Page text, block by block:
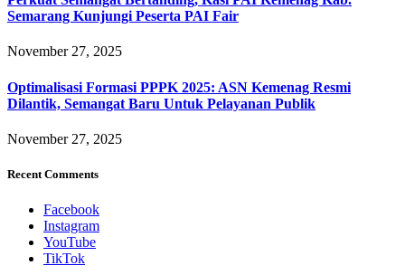
Semarang Kunjungi Peserta PAI Fair
November 27, 2025
Optimalisasi Formasi PPPK 2025: ASN Kemenag Resmi
Dilantik, Semangat Baru Untuk Pelayanan Publik
November 27, 2025
Recent Comments
Facebook
Instagram
YouTube
TikTok